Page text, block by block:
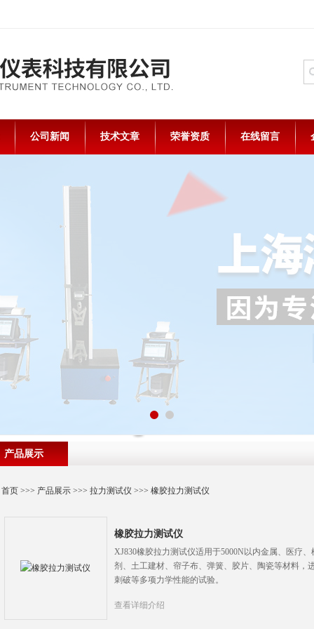
公司新闻 技术文章 荣誉资质 在线留言
产品展示
首页 >>> 产品展示 >>>拉力测试仪 >>>橡胶拉力测试仪
橡胶拉力测试仪
XJ830橡胶拉力测试仪适用于5000N以内金属、医疗
剂、土工建材、帘子布、弹簧、胶片、陶瓷等材料，
刺破等多项力学性能的试验。
查看详细介绍